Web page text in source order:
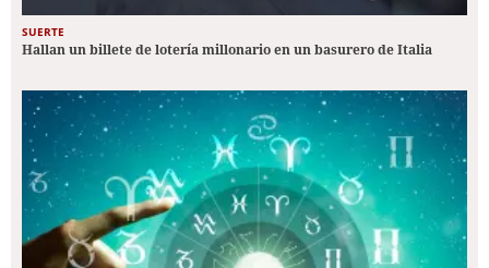
SUERTE
Hallan un billete de lotería millonario en un basurero de Italia